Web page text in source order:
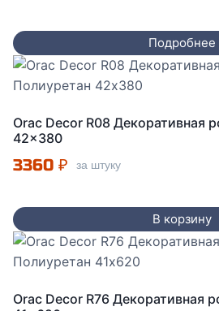
Подробнее
Orac Decor R08 Декоративная
42×380
3360 ₽ за штуку
В корзину
Orac Decor R76 Декоративная